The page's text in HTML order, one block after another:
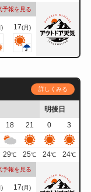
予報を見る
) 17(月)
詳しくみる
明後日
18 21 0
3
29℃ 25℃ 24℃ 24℃
予報を見る
) 17(月)